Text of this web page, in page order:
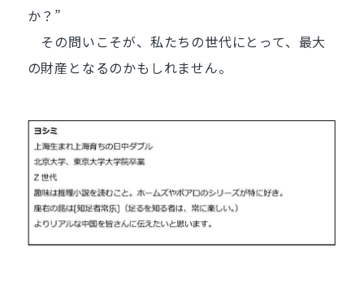
か？”
その問いこそが、私たちの世代にとって、最大
の財産となるのかもしれません。